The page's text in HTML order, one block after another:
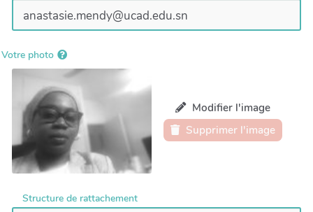
Votre photo
Modifier l'image
Supprimer l'image
Structure de rattachement